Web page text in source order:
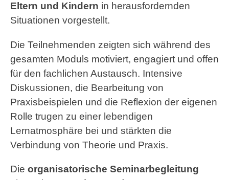
Eltern und Kindern in herausfordernden
Situationen vorgestellt.
Die Teilnehmenden zeigten sich während des
gesamten Moduls motiviert, engagiert und offen
für den fachlichen Austausch. Intensive
Diskussionen, die Bearbeitung von
Praxisbeispielen und die Reflexion der eigenen
Rolle trugen zu einer lebendigen
Lernatmosphäre bei und stärkten die
Verbindung von Theorie und Praxis.
Die organisatorische Seminarbegleitung